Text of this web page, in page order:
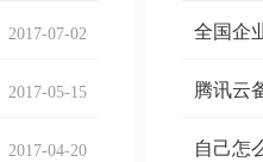
2017-07-02
2017-05-15
2017-04-20
全国企
腾讯云
吗？
自己怎